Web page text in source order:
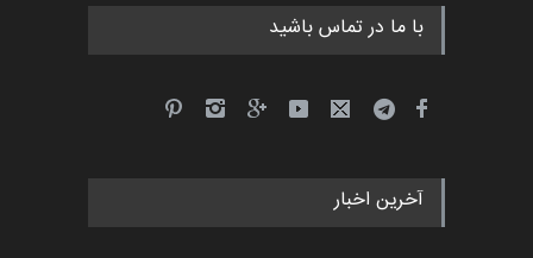
با ما در تماس باشید
آخرین اخبار